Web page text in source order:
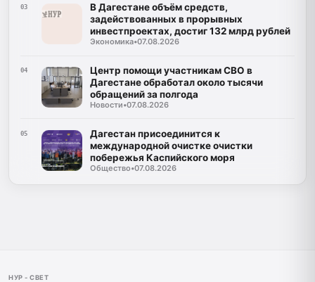
03
В Дагестане объём средств,
задействованных в прорывных
инвестпроектах, достиг 132 млрд рублей
Экономика•07.08.2026
04
Центр помощи участникам СВО в
Дагестане обработал около тысячи
обращений за полгода
Новости•07.08.2026
05
Дагестан присоединится к
международной очистке очистки
побережья Каспийского моря
Общество•07.08.2026
НУР - СВЕТ